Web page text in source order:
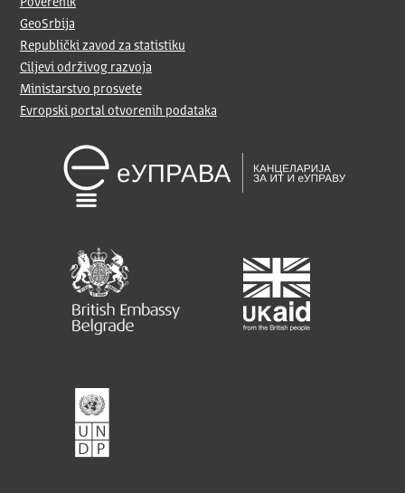
Poverenik
GeoSrbija
Republički zavod za statistiku
Ciljevi održivog razvoja
Ministarstvo prosvete
Evropski portal otvorenih podataka